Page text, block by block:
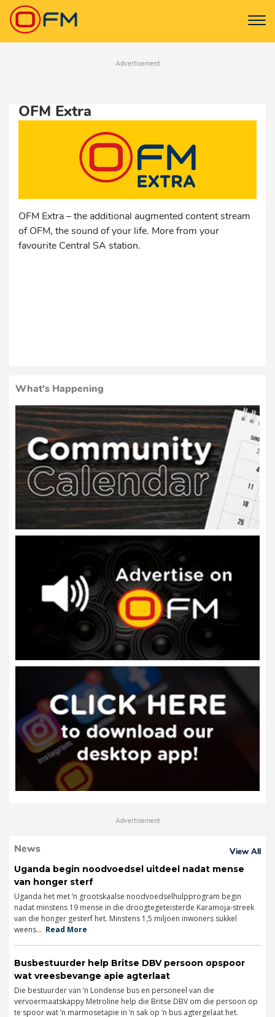
Advertisement
OFM Extra
‎OFM Extra – the additional augmented content stream
of OFM, the sound of your life. More from your
favourite Central SA station.
What's Happening
Advertisement
View All
News
Uganda begin noodvoedsel uitdeel nadat mense
van honger sterf
Uganda het met ’n grootskaalse noodvoedselhulpprogram begin
nadat minstens 19 mense in die droogtegeteisterde Karamoja-streek
van die honger gesterf het. Minstens 1,5 miljoen inwoners sukkel
weens... Read More
Busbestuurder help Britse DBV persoon opspoor
wat vreesbevange apie agterlaat
Die bestuurder van ’n Londense bus en personeel van die
vervoermaatskappy Metroline help die Britse DBV om die persoon op
te spoor wat ’n marmosetapie in ’n sak op ’n bus agtergelaat het.